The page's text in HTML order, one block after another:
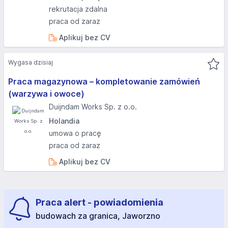
rekrutacja zdalna
praca od zaraz
Aplikuj bez CV
Praca magazynowa – kompletowanie zamówień
(warzywa i owoce)
Duijndam Works Sp. z o.o.
Holandia
umowa o pracę
praca od zaraz
Aplikuj bez CV
Wygasa dzisiaj
Praca alert - powiadomienia
budowach za granica, Jaworzno